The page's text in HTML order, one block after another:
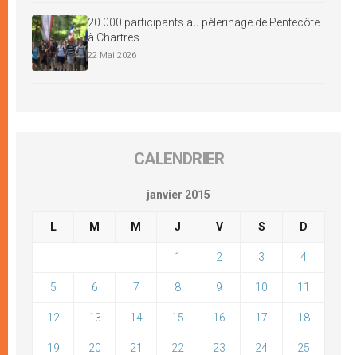
20 000 participants au pèlerinage de Pentecôte
à Chartres
22 Mai 2026
CALENDRIER
janvier 2015
L M M J V S D
1 2 3 4
5 6 7 8 9 10 11
12 13 14 15 16 17 18
19 20 21 22 23 24 25